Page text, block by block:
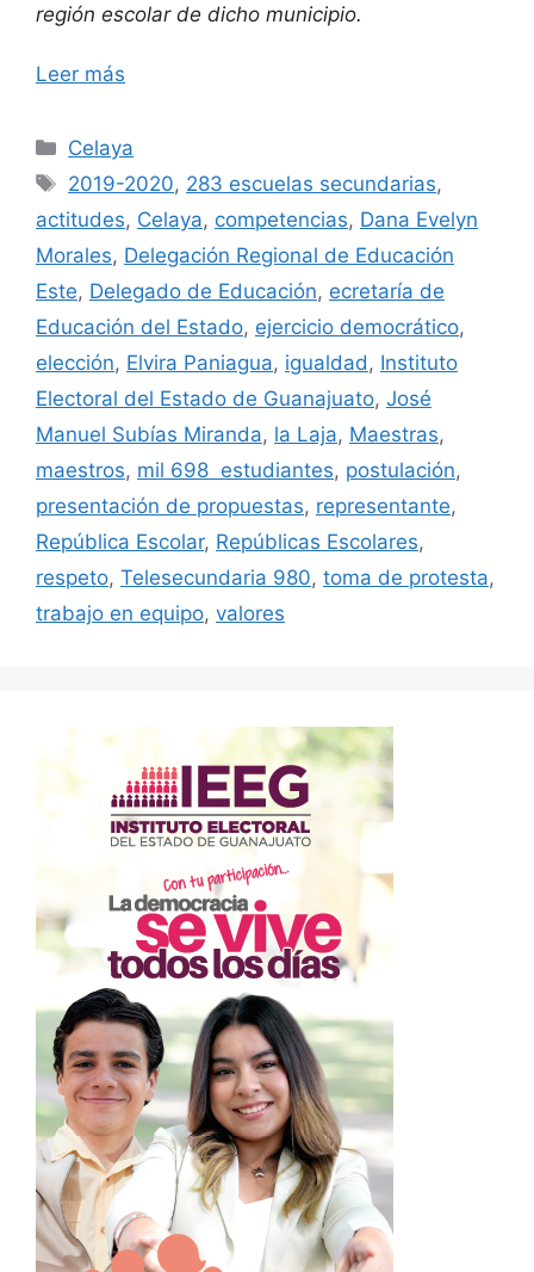
región escolar de dicho municipio.
Leer más
Categorías
Celaya
Etiquetas
2019-2020, 283 escuelas secundarias,
actitudes, Celaya, competencias, Dana Evelyn
Morales, Delegación Regional de Educación
Este, Delegado de Educación, ecretaría de
Educación del Estado, ejercicio democrático,
elección, Elvira Paniagua, igualdad, Instituto
Electoral del Estado de Guanajuato, José
Manuel Subías Miranda, la Laja, Maestras,
maestros, mil 698 estudiantes, postulación,
presentación de propuestas, representante,
República Escolar, Repúblicas Escolares,
respeto, Telesecundaria 980, toma de protesta,
trabajo en equipo, valores